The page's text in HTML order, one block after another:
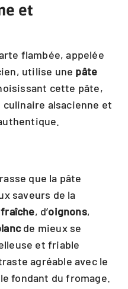
et
flambée, appelée
utilise une pâte
cette pâte,
alsacienne et
que la pâte
saveurs de la
, d’oignons,
de mieux se
et friable
agréable avec le
fondant du fromage.